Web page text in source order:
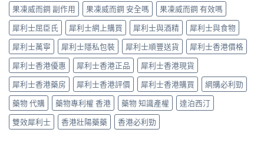
指
南〉
中
購
指
南〉
中
選
購
指
南〉
中
錢、
副
作
用
全
面
對
比
（2026
更
新）〉
中
果凍威而鋼 副作用
果凍威而鋼 安全嗎
果凍威而鋼 有效嗎
犀利士屈臣氏
犀利士網上購買 犀利士與酒精
犀利士與食物
犀利士萬寧
犀利士隱私包裝 犀利士順豐送貨
犀利士香港價格
犀利士香港優惠
犀利士香港正品
犀利士香港現貨
犀利士香港藥房
犀利士香港評價 犀利士香港購買
網購必利勁
藥物 代購
藥物專利權 香港 藥物 知識產權
達泊西汀
雙效犀利士
香港壯陽藥藥 香港必利勁